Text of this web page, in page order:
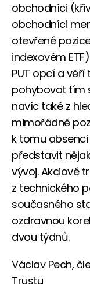
obchodníci
obchodníci
otevřené
indexovém
PUT opcí a věří
pohybovat tím
navíc také z
mimořádně
k tomu absenci
představit
vývoj. Akciové
z technického
současného
ozdravnou
dvou týdnů.
Václav Pech,
Trustu